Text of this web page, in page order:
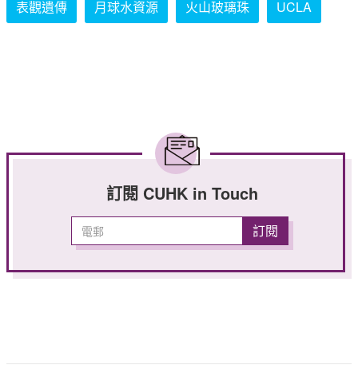
表觀遺傳 月球水資源 火山玻璃珠 UCLA
訂閱 CUHK in Touch